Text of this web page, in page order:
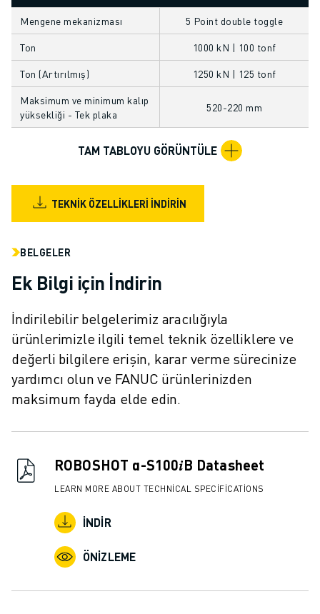
FANUC AKADEMI
ENDÜSTRILER IÇIN ÇÖZÜMLER
EĞITIM IÇIN ÇÖZÜMLER
WORLDSKILLS & GENÇ YETENEKLER
HABERLER & MEDYA
HABERLER & MEDYA
ETKINLIKLER
FANUC HAKKINDA
LOKASYONLARIMIZ
KARIYER
BIZE KATILIN » KARIYER PORTALI
İLETIŞIM
LOKASYONLAR
KÜNYE
Mengene mekanizması 5 Point double toggle
Ton 1000 kN | 100 tonf
Ton (Artırılmış) 1250 kN | 125 tonf
Maksimum ve minimum kalıp
yüksekliği - Tek plaka
520-220 mm
TAM TABLOYU GÖRÜNTÜLE
TEKNIK ÖZELLIKLERI İNDIRIN
BELGELER
Ek Bilgi için İndirin
İndirilebilir belgelerimiz aracılığıyla
ürünlerimizle ilgili temel teknik özelliklere ve
değerli bilgilere erişin, karar verme sürecinize
yardımcı olun ve FANUC ürünlerinizden
maksimum fayda elde edin.
ROBOSHOT α-S100𝑖B Datasheet
LEARN MORE ABOUT TECHNICAL SPECIFICATIONS
İNDIR
ÖNIZLEME